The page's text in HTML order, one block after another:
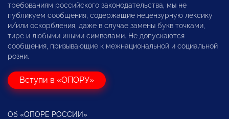
требованиям российского законодательства, мы не
публикуем сообщения, содержащие нецензурную лексику
и/или оскорбления, даже в случае замены букв точками,
тире и любыми иными символами. Не допускаются
сообщения, призывающие к межнациональной и социальной
розни.
Вступи в «ОПОРУ»
Об «ОПОРЕ РОССИИ»